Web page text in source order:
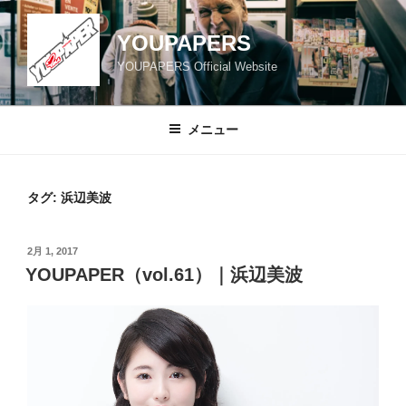
コ
ン
テ
ツ
YOUPAPERS
YOUPAPERS Official Website
メニュー
タグ: 浜辺美波
投
稿
日:
2月 1, 2017
YOUPAPER（vol.61）｜浜辺美波